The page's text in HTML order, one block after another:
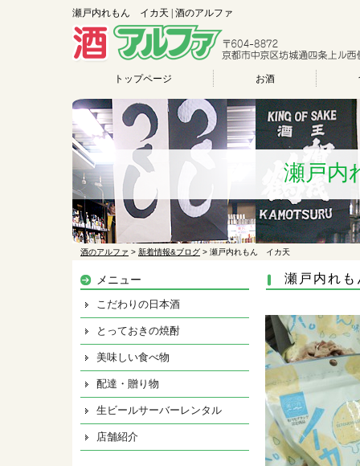
瀬戸内れもん イカ天 | 酒のアルファ
トップページ お酒
瀬戸
酒のアルファ > 新着情報&ブログ > 瀬戸内れもん イカ天
瀬戸内れ
メニュー
こだわりの日本酒
とっておきの焼酎
美味しい食べ物
配達・贈り物
生ビールサーバーレンタル
店舗紹介